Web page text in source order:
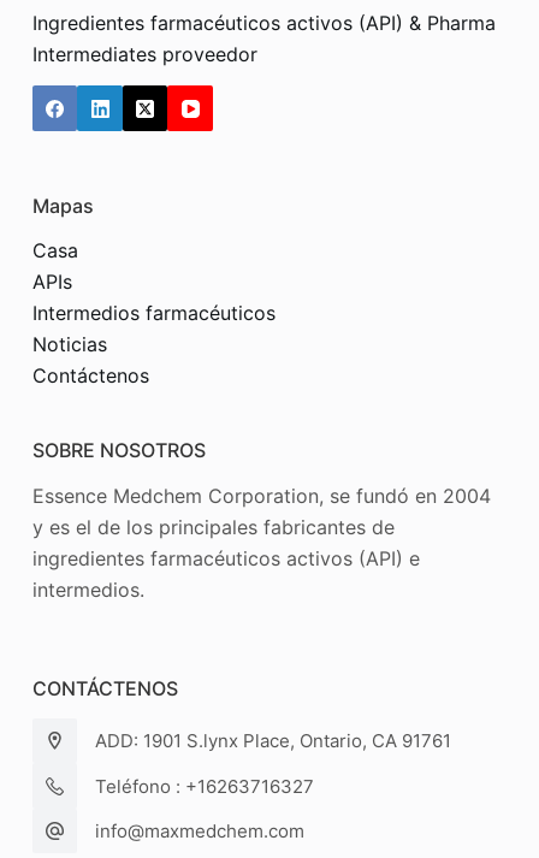
Ingredientes farmacéuticos activos (API) & Pharma
Intermediates proveedor
Mapas
Casa
APIs
Intermedios farmacéuticos
Noticias
Contáctenos
SOBRE NOSOTROS
Essence Medchem Corporation, se fundó en 2004
y es el de los principales fabricantes de
ingredientes farmacéuticos activos (API) e
intermedios.
CONTÁCTENOS
ADD: 1901 S.lynx Place, Ontario, CA 91761
Teléfono : +16263716327
info@maxmedchem.com